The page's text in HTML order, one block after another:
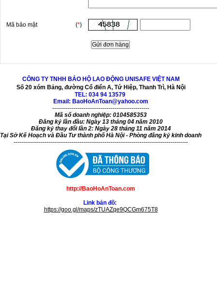
Mã bảo mật (*)
CÔNG TY TNHH BẢO HỘ LAO ĐỘNG UNISAFE VIỆT NAM
Số 20 xóm Bảng, đường Cổ điển A, Tứ Hiệp, Thanh Trì, Hà Nội
TEL: 034 94 13579
Email: BaoHoAnToan@yahoo.com
--------------------------------------------------
Mã số doanh nghiệp: 0104585353
Đăng ký lần đầu: Ngày 13 tháng 04 năm 2010
Đăng ký thay đổi lần 2: Ngày 28 tháng 11 năm 2014
Tại Sở Kế Hoạch và Đầu Tư thành phố Hà Nội - Phòng đăng ký kinh doanh
------------------------------------------------------------------------------------------
http://BaoHoAnToan.com
Link bản đồ:
https://goo.gl/maps/zTUAZqe9QCGm675T8